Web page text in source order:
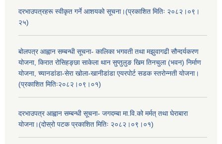
दरभाउपत्रहरू स्वीकृत गर्ने आशयको सूचना।(प्रकाशित मितिः २०८२।०९।
२५)
बोलपत्र आह्वान सम्बन्धी सूचना- कालिका भगवती तथा मझुवागढी सौन्दर्यकरण
योजना, किरात रोसिहङ्छा साकेला थान सुप्तुलुङ खिम तिनचुला (भवन) निर्माण
योजना, च्यानडांडा-सेरा खोला-खानीडांडा एयरपोर्ट सडक स्तरोन्नती योजना।
(प्रकाशित मितिः२०८२।०९।०१)
दरभाउपत्र आह्वान सम्बन्धी सूचना- जगदम्बा मा.वि.को मर्मत् तथा घेराबारा
योजना।(दोस्रो पटक प्रकाशित मितिः २०८२।०९।०१)